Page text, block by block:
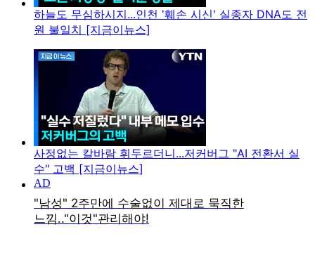
하늘도 무심하시지...인천 '훼손 시신' 실종자 DNA도 전
원 불일치 [지금이뉴스]
사정없는 칼바람 휘두르더니...저커버그 "AI 전환서 실
수" 고백 [지금이뉴스]